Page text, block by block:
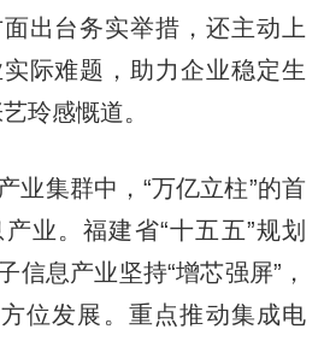
出台务实举措，还主动上
际难题，助力企业稳定生
玲感慨道。
集群中，“万亿立柱”的首
业。福建省“十五五”规划
信息产业坚持“增芯强屏”，
位发展。重点推动集成电